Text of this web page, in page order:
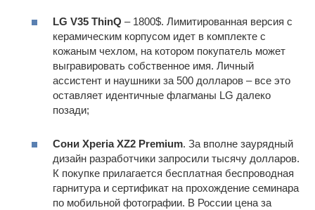
LG V35 ThinQ – 1800$. Лимитированная версия с
керамическим корпусом идет в комплекте с
кожаным чехлом, на котором покупатель может
выгравировать собственное имя. Личный
ассистент и наушники за 500 долларов – все это
оставляет идентичные флагманы LG далеко
позади;
Сони Xperia XZ2 Premium. За вполне заурядный
дизайн разработчики запросили тысячу долларов.
К покупке прилагается бесплатная беспроводная
гарнитура и сертификат на прохождение семинара
по мобильной фотографии. В России цена за